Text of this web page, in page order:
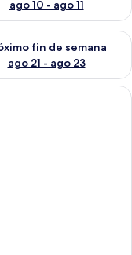
ago 10 - ago 11
semana ago 14 -
fin de semana
ago 21 - ago 23
la disponibilidad
con una cama